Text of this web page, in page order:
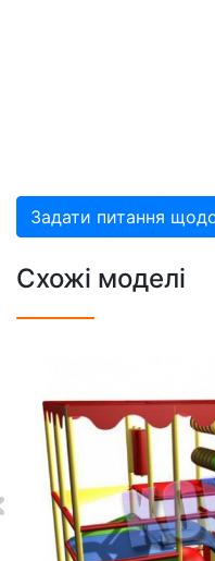
Задати питання
Схожі моделі